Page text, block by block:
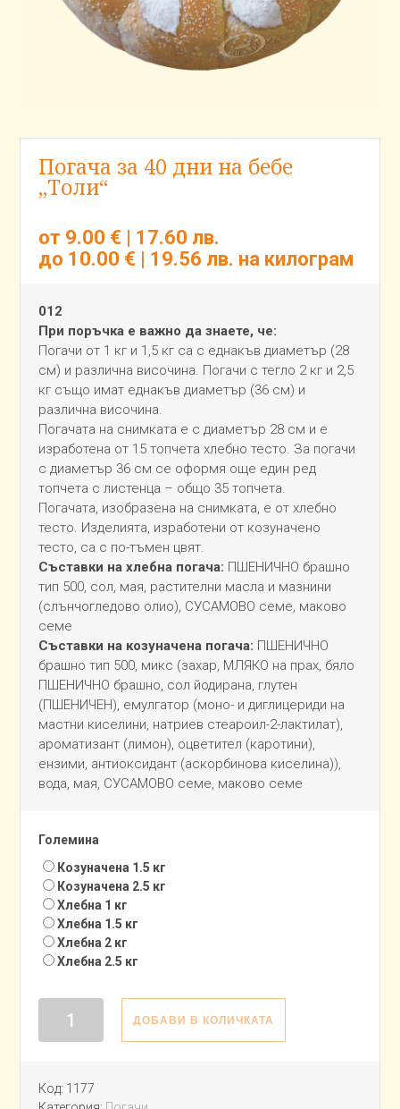
Погача за 40 дни на бебе
„Толи“
от 9.00 € | 17.60 лв.
до 10.00 € | 19.56 лв. на килограм
012
При поръчка е важно да знаете, че:
Погачи от 1 кг и 1,5 кг са с еднакъв диаметър (28
см) и различна височина. Погачи с тегло 2 кг и 2,5
кг също имат еднакъв диаметър (36 см) и
различна височина.
Погачата на снимката е с диаметър 28 см и е
изработена от 15 топчета хлебно тесто. За погачи
с диаметър 36 см се оформя още един ред
топчета с листенца – общо 35 топчета.
Погачата, изобразена на снимката, е от хлебно
тесто. Изделията, изработени от козуначено
тесто, са с по-тъмен цвят.
Съставки на хлебна погача: ПШЕНИЧНО брашно
тип 500, сол, мая, растителни масла и мазнини
(слънчогледово олио), СУСАМОВО семе, маково
семе
Съставки на козуначена погача: ПШЕНИЧНО
брашно тип 500, микс (захар, МЛЯКО на прах, бяло
ПШЕНИЧНО брашно, сол йодирана, глутен
(ПШЕНИЧЕН), емулгатор (моно- и диглицериди на
мастни киселини, натриев стеароил-2-лактилат),
ароматизант (лимон), оцветител (каротини),
ензими, антиоксидант (аскорбинова киселина)),
вода, мая, СУСАМОВО семе, маково семе
Големина
Козуначена 1.5 кг
Козуначена 2.5 кг
Хлебна 1 кг
Хлебна 1.5 кг
Хлебна 2 кг
Хлебна 2.5 кг
40
ДОБАВИ В КОЛИЧКАТА
Код: 1177